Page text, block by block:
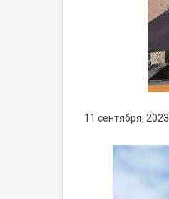
11 сентября, 2023